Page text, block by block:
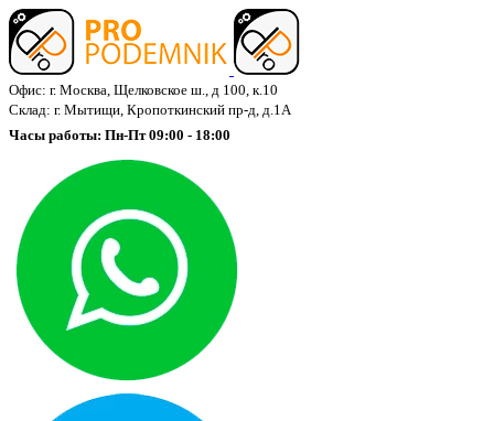
Офис: г. Москва, Щелковское ш., д 100, к.10
Склад: г. Мытищи, Кропоткинский пр-д, д.1А
Часы работы: Пн-Пт 09:00 - 18:00